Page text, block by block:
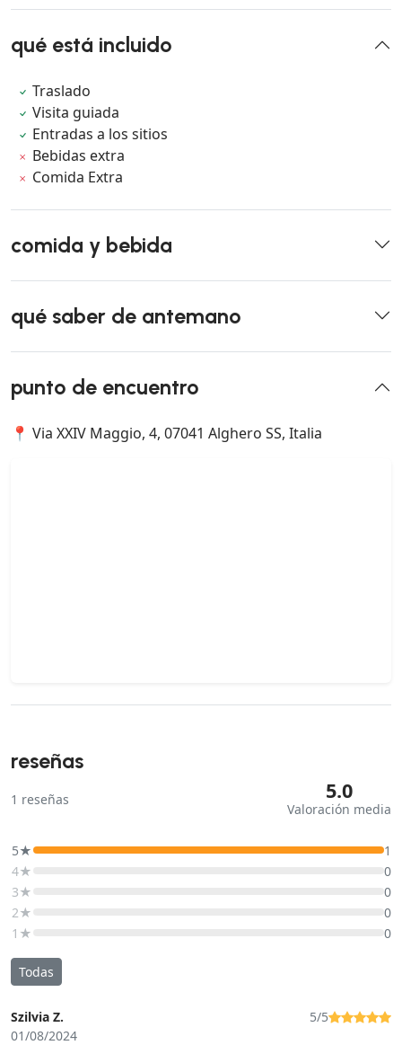
qué está incluido
Traslado
Visita guiada
Entradas a los sitios
Bebidas extra
Comida Extra
comida y bebida
qué saber de antemano
punto de encuentro
📍 Via XXIV Maggio, 4, 07041 Alghero SS, Italia
reseñas
1 reseñas 5.0
Valoración media
5★
1
4★
0
3★
0
2★
0
1★
0
Todas
Szilvia Z.
01/08/2024
5/5